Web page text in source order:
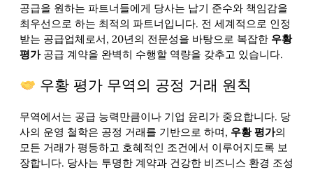
공급을 원하는 파트너들에게 당사는 납기 준수와 책임감을
최우선으로 하는 최적의 파트너입니다. 전 세계적으로 인정
받는 공급업체로서, 20년의 전문성을 바탕으로 복잡한 우황
평가공급 계약을 완벽히 수행할 역량을 갖추고 있습니다.
우황 평가 무역의 공정 거래 원칙
무역에서는 공급 능력만큼이나 기업 윤리가 중요합니다. 당
사의 운영 철학은 공정 거래를 기반으로 하며, 우황 평가의
모든 거래가 평등하고 호혜적인 조건에서 이루어지도록 보
장합니다. 당사는 투명한 계약과 건강한 비즈니스 환경 조성